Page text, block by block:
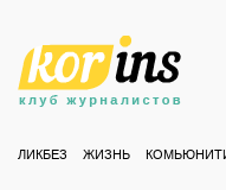
ЛИКБЕЗ ЖИЗНЬ